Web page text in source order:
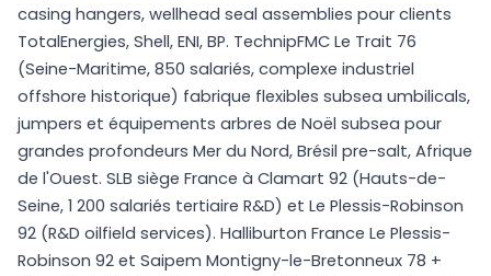
casing hangers, wellhead seal assemblies pour clients
TotalEnergies, Shell, ENI, BP. TechnipFMC Le Trait 76
(Seine-Maritime, 850 salariés, complexe industriel
offshore historique) fabrique flexibles subsea umbilicals,
jumpers et équipements arbres de Noël subsea pour
grandes profondeurs Mer du Nord, Brésil pre-salt, Afrique
de l'Ouest. SLB siège France à Clamart 92 (Hauts-de-
Seine, 1 200 salariés tertiaire R&D) et Le Plessis-Robinson
92 (R&D oilfield services). Halliburton France Le Plessis-
Robinson 92 et Saipem Montigny-le-Bretonneux 78 +